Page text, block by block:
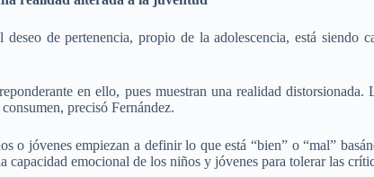
de pertenencia, propio de la adolescencia, está
en ello, pues muestran una realidad
precisó Fernández.
o jóvenes empiezan a definir lo que está “bien” o “mal”
capacidad emocional de los niños y jóvenes para tolerar las